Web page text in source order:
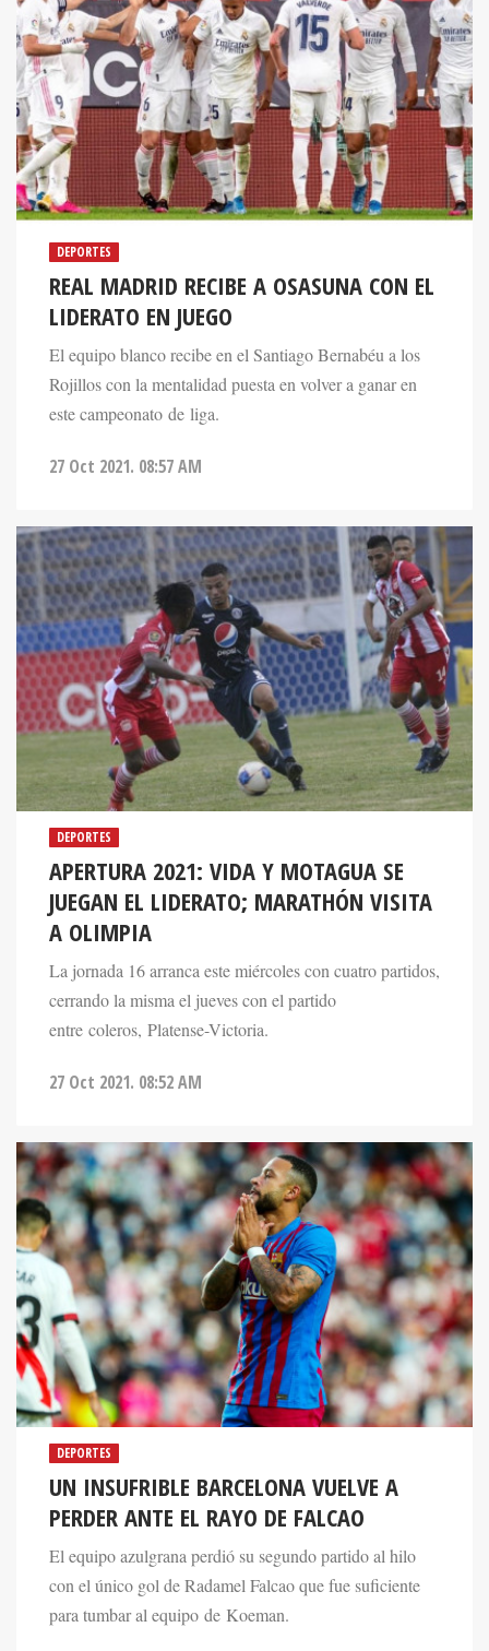
DEPORTES
REAL MADRID RECIBE A OSASUNA CON EL
LIDERATO EN JUEGO
El equipo blanco recibe en el Santiago Bernabéu a los
Rojillos con la mentalidad puesta en volver a ganar en
este campeonato de liga.
27 Oct 2021. 08:57 AM
DEPORTES
APERTURA 2021: VIDA Y MOTAGUA SE
JUEGAN EL LIDERATO; MARATHÓN VISITA
A OLIMPIA
La jornada 16 arranca este miércoles con cuatro partidos,
cerrando la misma el jueves con el partido
entre coleros, Platense-Victoria.
27 Oct 2021. 08:52 AM
DEPORTES
UN INSUFRIBLE BARCELONA VUELVE A
PERDER ANTE EL RAYO DE FALCAO
El equipo azulgrana perdió su segundo partido al hilo
con el único gol de Radamel Falcao que fue suficiente
para tumbar al equipo de Koeman.